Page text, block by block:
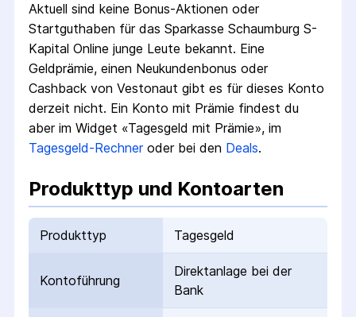
Aktuell sind keine Bonus-Aktionen oder
Startguthaben für das Sparkasse Schaumburg S-
Kapital Online junge Leute bekannt. Eine
Geldprämie, einen Neukundenbonus oder
Cashback von Vestonaut gibt es für dieses Konto
derzeit nicht. Ein Konto mit Prämie findest du
aber im Widget «Tagesgeld mit Prämie», im
Tagesgeld-Rechneroder bei den Deals.
Produkttyp und Kontoarten
Produkttyp Tagesgeld
Kontoführung
Direktanlage bei der
Bank